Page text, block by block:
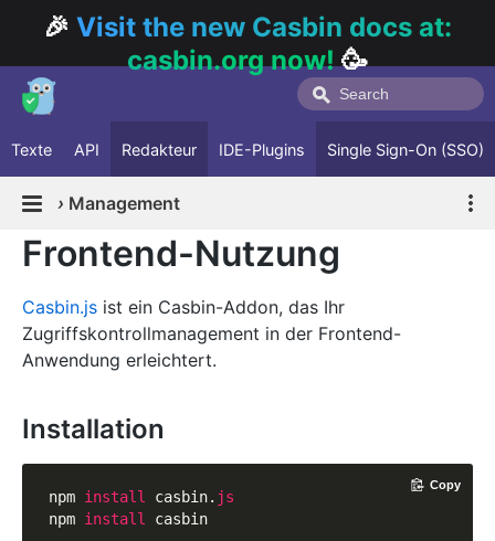
🎉 Visit the new Casbin docs at:
casbin.org now!🥳
Texte API Redakteur IDE-Plugins Single Sign-On (SSO)
› Management
Frontend-Nutzung
Casbin.js ist ein Casbin-Addon, das Ihr
Zugriffskontrollmanagement in der Frontend-
Anwendung erleichtert.
Installation
npm install casbin.
npm install
Copy